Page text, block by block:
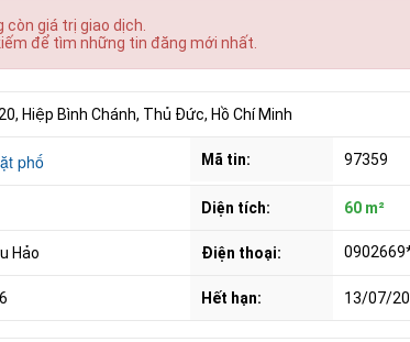
còn giá trị giao dịch.
để tìm những tin đăng mới nhất.
Hiệp Bình Chánh, Thủ Đức, Hồ Chí Minh
phố Mã tin: 97359
Diện tích: 60 m²
Hảo Điện thoại:
Hết hạn: 13/07/